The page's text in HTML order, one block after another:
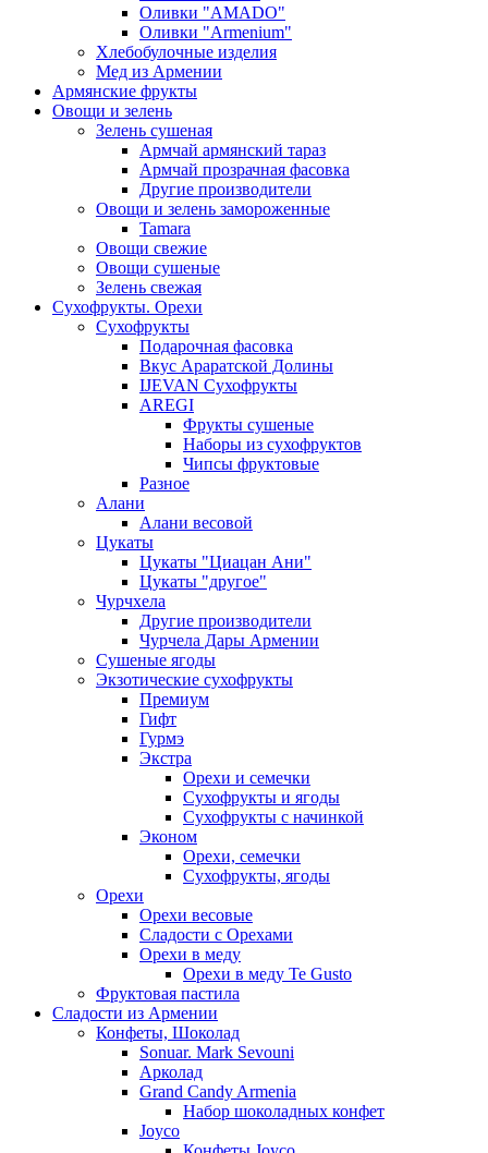
Оливки "AMADO"
Оливки "Armenium"
Хлебобулочные изделия
Мед из Армении
Армянские фрукты
Овощи и зелень
Зелень сушеная
Армчай армянский тараз
Армчай прозрачная фасовка
Другие производители
Овощи и зелень замороженные
Tamara
Овощи свежие
Овощи сушеные
Зелень свежая
Сухофрукты. Орехи
Сухофрукты
Подарочная фасовка
Вкус Араратской Долины
IJEVAN Сухофрукты
AREGI
Фрукты сушеные
Наборы из сухофруктов
Чипсы фруктовые
Разное
Алани
Алани весовой
Цукаты
Цукаты "Циацан Ани"
Цукаты "другое"
Чурчхела
Другие производители
Чурчела Дары Армении
Сушеные ягоды
Экзотические сухофрукты
Премиум
Гифт
Гурмэ
Экстра
Орехи и семечки
Сухофрукты и ягоды
Сухофрукты с начинкой
Эконом
Орехи, семечки
Сухофрукты, ягоды
Орехи
Орехи весовые
Сладости с Орехами
Орехи в меду
Орехи в меду Te Gusto
Фруктовая пастила
Сладости из Армении
Конфеты, Шоколад
Sonuar. Mark Sevouni
Арколад
Grand Candy Armenia
Набор шоколадных конфет
Joyco